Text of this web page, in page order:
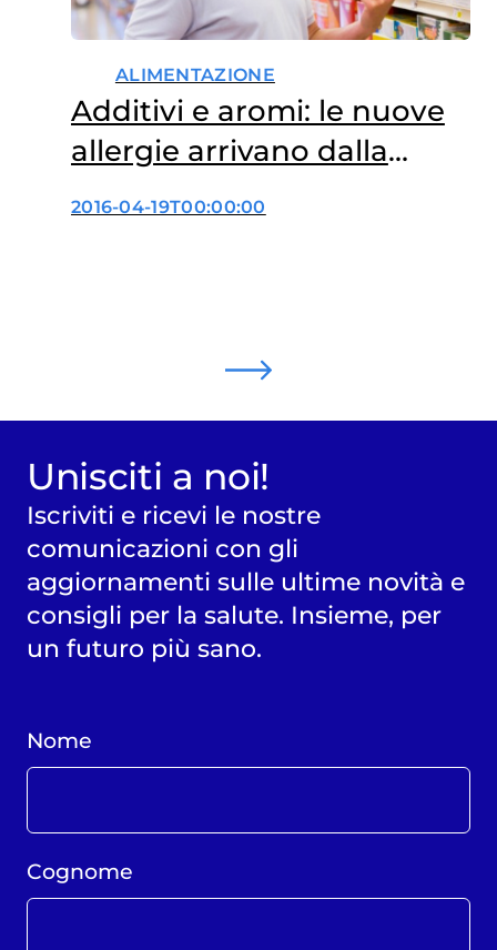
ALIMENTAZIONE
Additivi e aromi: le nuove
allergie arrivano dalla
tavola
2016-04-19T00:00:00
Unisciti a noi!
Iscriviti e ricevi le nostre
comunicazioni con gli
aggiornamenti sulle ultime novità e
consigli per la salute. Insieme, per
un futuro più sano.
Nome
Cognome